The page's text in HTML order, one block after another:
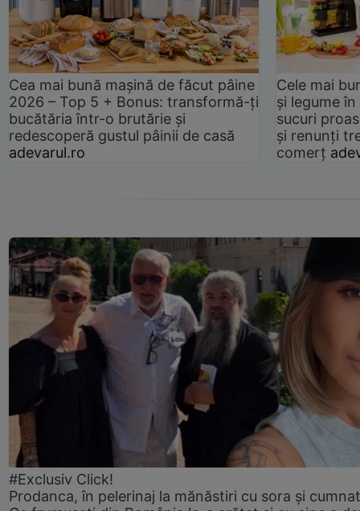
Cea mai bună mașină de făcut pâine
2026 – Top 5 + Bonus: transformă-ți
bucătăria într-o brutărie și
redescoperă gustul pâinii de casă
adevarul.ro
Cele mai
și legume
sucuri
și renunți
comerț
#Exclusiv Click!
Prodanca, în pelerinaj la mănăstiri cu sora și